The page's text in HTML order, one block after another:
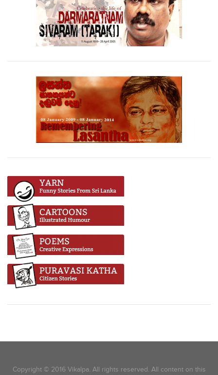
Copyright © 2016 Vikalpa. All rights reserved. All content on this